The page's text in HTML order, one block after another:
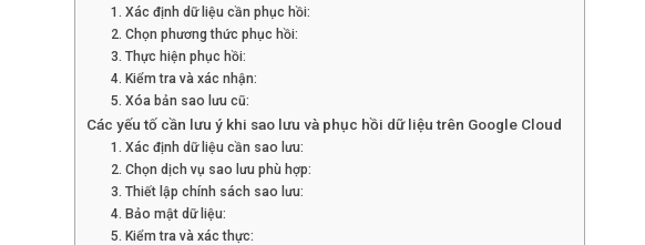
1. Xác định dữ liệu cần phục hồi:
2. Chọn phương thức phục hồi:
3. Thực hiện phục hồi:
4. Kiểm tra và xác nhận:
5. Xóa bản sao lưu cũ:
Các yếu tố cần lưu ý khi sao lưu và phục hồi dữ liệu trên Google Cloud
1. Xác định dữ liệu cần sao lưu:
2. Chọn dịch vụ sao lưu phù hợp:
3. Thiết lập chính sách sao lưu:
4. Bảo mật dữ liệu:
5. Kiểm tra và xác thực: